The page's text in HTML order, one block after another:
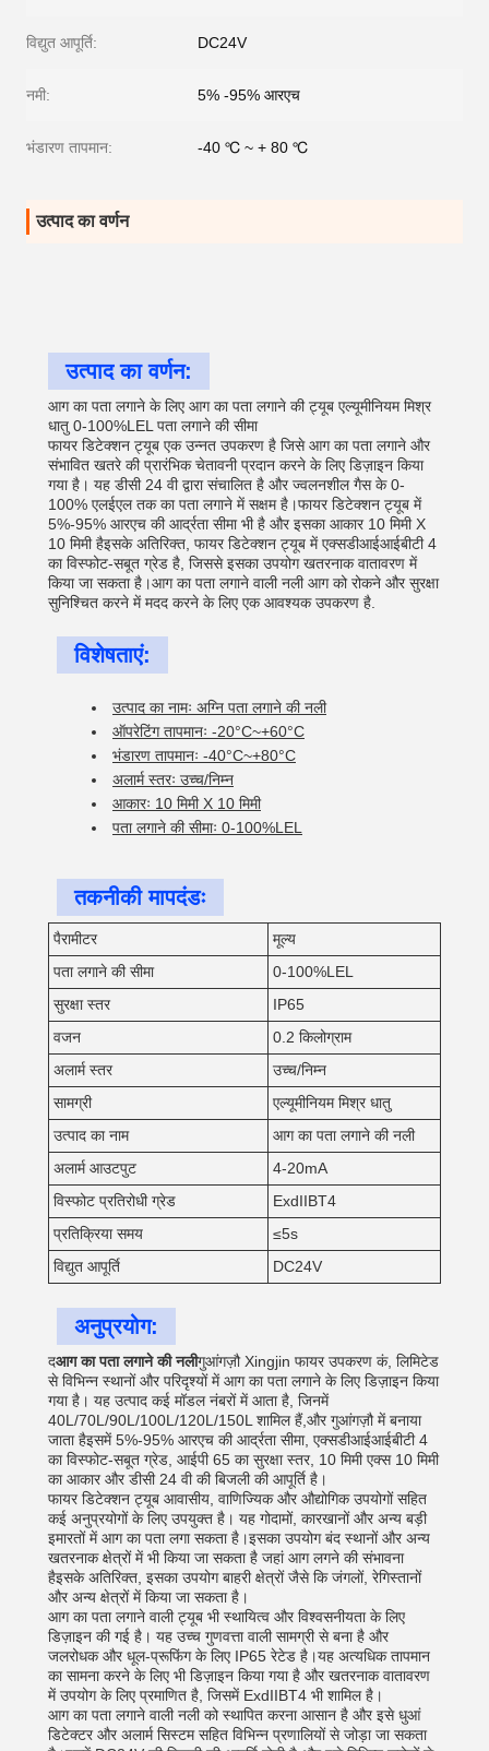
विद्युत आपूर्ति: DC24V
नमी: 5% -95% आरएच
भंडारण तापमान: -40 ℃ ~ + 80 ℃
उत्पाद का वर्णन
उत्पाद का वर्णन:
आग का पता लगाने के लिए आग का पता लगाने की ट्यूब एल्यूमीनियम मिश्र
धातु 0-100%LEL पता लगाने की सीमा
फायर डिटेक्शन ट्यूब एक उन्नत उपकरण है जिसे आग का पता लगाने और
संभावित खतरे की प्रारंभिक चेतावनी प्रदान करने के लिए डिज़ाइन किया
गया है। यह डीसी 24 वी द्वारा संचालित है और ज्वलनशील गैस के 0-
100% एलईएल तक का पता लगाने में सक्षम है।फायर डिटेक्शन ट्यूब में
5%-95% आरएच की आर्द्रता सीमा भी है और इसका आकार 10 मिमी X
10 मिमी हैइसके अतिरिक्त, फायर डिटेक्शन ट्यूब में एक्सडीआईआईबीटी 4
का विस्फोट-सबूत ग्रेड है, जिससे इसका उपयोग खतरनाक वातावरण में
किया जा सकता है।आग का पता लगाने वाली नली आग को रोकने और सुरक्षा
सुनिश्चित करने में मदद करने के लिए एक आवश्यक उपकरण है.
विशेषताएं:
उत्पाद का नामः अग्नि पता लगाने की नली
ऑपरेटिंग तापमानः -20°C~+60°C
भंडारण तापमानः -40°C~+80°C
अलार्म स्तरः उच्च/निम्न
आकारः 10 मिमी X 10 मिमी
पता लगाने की सीमाः 0-100%LEL
तकनीकी मापदंडः
पैरामीटर
मूल्य
पता लगाने की सीमा
0-100%LEL
सुरक्षा स्तर
IP65
वजन
0.2 किलोग्राम
अलार्म स्तर
उच्च/निम्न
सामग्री
एल्यूमीनियम मिश्र धातु
उत्पाद का नाम
आग का पता लगाने की नली
अलार्म आउटपुट
4-20mA
विस्फोट प्रतिरोधी ग्रेड
ExdIIBT4
प्रतिक्रिया समय
≤5s
विद्युत आपूर्ति
DC24V
अनुप्रयोग:
दआग का पता लगाने की नलीगुआंगज़ौ Xingjin फायर उपकरण कं, लिमिटेड
से विभिन्न स्थानों और परिदृश्यों में आग का पता लगाने के लिए डिज़ाइन किया
गया है। यह उत्पाद कई मॉडल नंबरों में आता है, जिनमें
40L/70L/90L/100L/120L/150L शामिल हैं,और गुआंगज़ौ में बनाया
जाता हैइसमें 5%-95% आरएच की आर्द्रता सीमा, एक्सडीआईआईबीटी 4
का विस्फोट-सबूत ग्रेड, आईपी 65 का सुरक्षा स्तर, 10 मिमी एक्स 10 मिमी
का आकार और डीसी 24 वी की बिजली की आपूर्ति है।
फायर डिटेक्शन ट्यूब आवासीय, वाणिज्यिक और औद्योगिक उपयोगों सहित
कई अनुप्रयोगों के लिए उपयुक्त है। यह गोदामों, कारखानों और अन्य बड़ी
इमारतों में आग का पता लगा सकता है।इसका उपयोग बंद स्थानों और अन्य
खतरनाक क्षेत्रों में भी किया जा सकता है जहां आग लगने की संभावना
हैइसके अतिरिक्त, इसका उपयोग बाहरी क्षेत्रों जैसे कि जंगलों, रेगिस्तानों
और अन्य क्षेत्रों में किया जा सकता है।
आग का पता लगाने वाली ट्यूब भी स्थायित्व और विश्वसनीयता के लिए
डिज़ाइन की गई है। यह उच्च गुणवत्ता वाली सामग्री से बना है और
जलरोधक और धूल-प्रूफिंग के लिए IP65 रेटेड है।यह अत्यधिक तापमान
का सामना करने के लिए भी डिज़ाइन किया गया है और खतरनाक वातावरण
में उपयोग के लिए प्रमाणित है, जिसमें ExdIIBT4 भी शामिल है।
आग का पता लगाने वाली नली को स्थापित करना आसान है और इसे धुआं
डिटेक्टर और अलार्म सिस्टम सहित विभिन्न प्रणालियों से जोड़ा जा सकता